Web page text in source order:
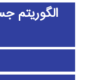
الگوریتم